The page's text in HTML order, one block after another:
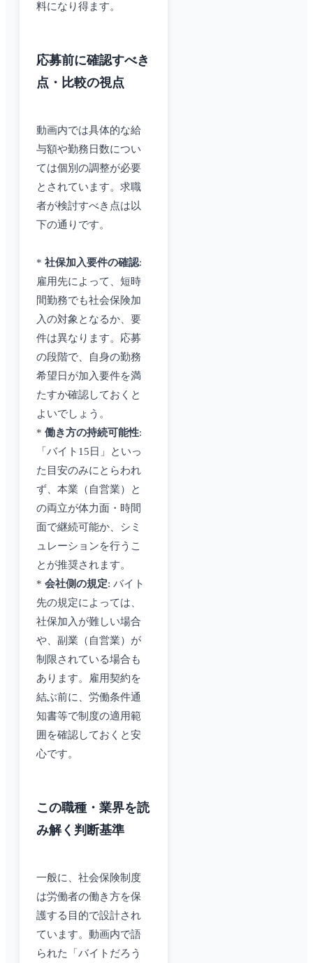
料になり得ます。
応募前に確認すべき
点・比較の視点
動画内では具体的な給
与額や勤務日数につい
ては個別の調整が必要
とされています。求職
者が検討すべき点は以
下の通りです。
* 社保加入要件の確認:
雇用先によって、短時
間勤務でも社会保険加
入の対象となるか、要
件は異なります。応募
の段階で、自身の勤務
希望日が加入要件を満
たすか確認しておくと
よいでしょう。
* 働き方の持続可能性:
「バイト15日」といっ
た目安のみにとらわれ
ず、本業（自営業）と
の両立が体力面・時間
面で継続可能か、シミ
ュレーションを行うこ
とが推奨されます。
* 会社側の規定: バイト
先の規定によっては、
社保加入が難しい場合
や、副業（自営業）が
制限されている場合も
あります。雇用契約を
結ぶ前に、労働条件通
知書等で制度の適用範
囲を確認しておくと安
心です。
この職種・業界を読
み解く判断基準
一般に、社会保険制度
は労働者の働き方を保
護する目的で設計され
ています。動画内で語
られた「バイトだろう